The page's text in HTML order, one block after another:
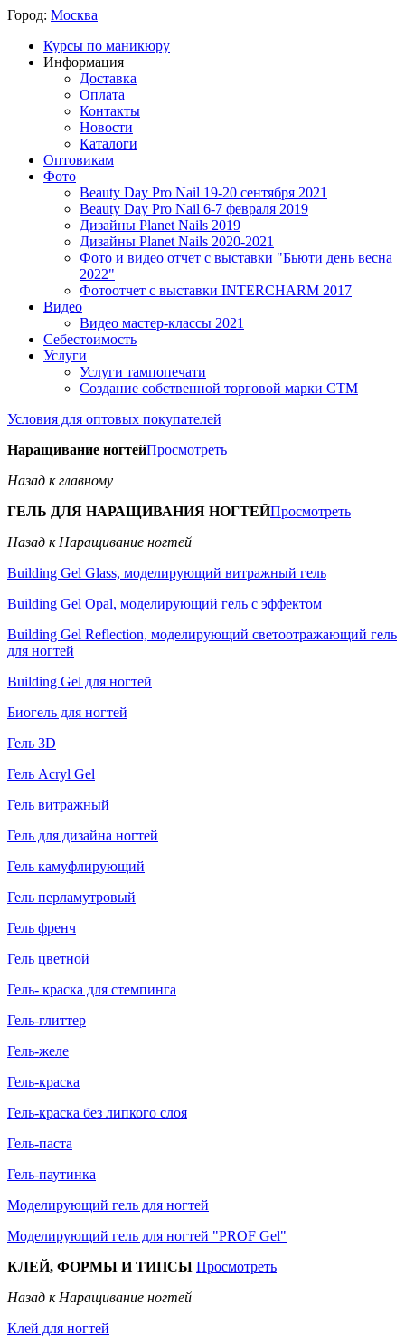
Город: Москва
Курсы по маникюру
Информация
Доставка
Оплата
Контакты
Новости
Каталоги
Оптовикам
Фото
Beauty Day Pro Nail 19-20 сентября 2021
Beauty Day Pro Nail 6-7 февраля 2019
Дизайны Planet Nails 2019
Дизайны Planet Nails 2020-2021
Фото и видео отчет с выставки "Бьюти день весна
2022"
Фотоотчет с выставки INTERCHARM 2017
Видео
Видео мастер-классы 2021
Себестоимость
Услуги
Услуги тампопечати
Создание собственной торговой марки СТМ
Условия для оптовых покупателей
Наращивание ногтейПросмотреть
Назад к главному
ГЕЛЬ ДЛЯ НАРАЩИВАНИЯ НОГТЕЙПросмотреть
Назад к Наращивание ногтей
Building Gel Glass, моделирующий витражный гель
Building Gel Opal, моделирующий гель с эффектом
Building Gel Reflection, моделирующий светоотражающий гель
для ногтей
Building Gel для ногтей
Биогель для ногтей
Гель 3D
Гель Acryl Gel
Гель витражный
Гель для дизайна ногтей
Гель камуфлирующий
Гель перламутровый
Гель френч
Гель цветной
Гель- краска для стемпинга
Гель-глиттер
Гель-желе
Гель-краска
Гель-краска без липкого слоя
Гель-паста
Гель-паутинка
Моделирующий гель для ногтей
Моделирующий гель для ногтей "PROF Gel"
КЛЕЙ, ФОРМЫ И ТИПСЫ Просмотреть
Назад к Наращивание ногтей
Клей для ногтей